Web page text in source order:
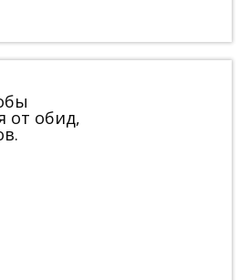
от обид,